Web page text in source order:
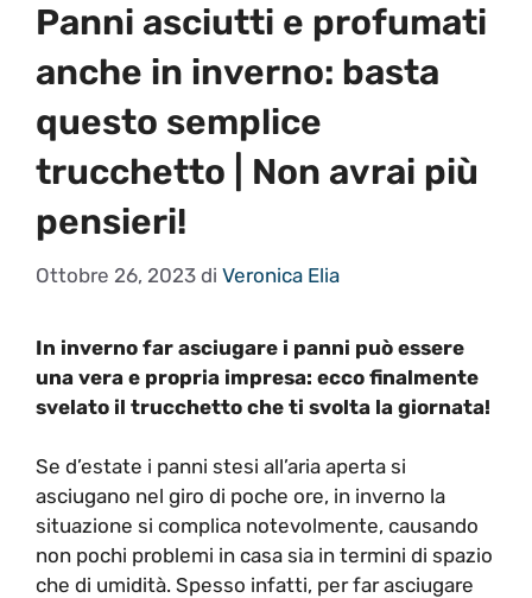
Panni asciutti e profumati
anche in inverno: basta
questo semplice
trucchetto | Non avrai più
pensieri!
Ottobre 26, 2023 di Veronica Elia
In inverno far asciugare i panni può essere
una vera e propria impresa: ecco finalmente
svelato il trucchetto che ti svolta la giornata!
Se d’estate i panni stesi all’aria aperta si
asciugano nel giro di poche ore, in inverno la
situazione si complica notevolmente, causando
non pochi problemi in casa sia in termini di spazio
che di umidità. Spesso infatti, per far asciugare